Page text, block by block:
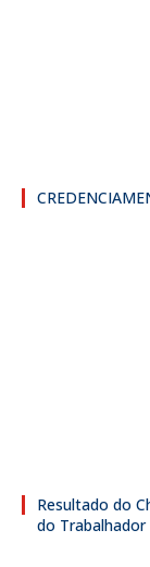
Resultado do
do Trabalhador